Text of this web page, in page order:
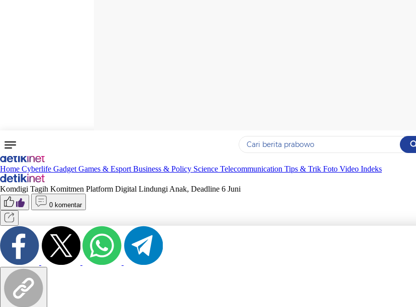
Cancel
Yang sedang ramai dicari
Home Cyberlife Gadget Games & Esport Business & Policy Science Telecommunication Tips & Trik Foto Video Indeks
Komdigi Tagih Komitmen Platform Digital Lindungi Anak, Deadline 6 Juni
0 komentar